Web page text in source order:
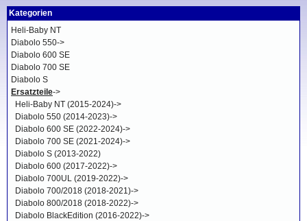
Kategorien
Heli-Baby NT
Diabolo 550->
Diabolo 600 SE
Diabolo 700 SE
Diabolo S
Ersatzteile->
Heli-Baby NT (2015-2024)->
Diabolo 550 (2014-2023)->
Diabolo 600 SE (2022-2024)->
Diabolo 700 SE (2021-2024)->
Diabolo S (2013-2022)
Diabolo 600 (2017-2022)->
Diabolo 700UL (2019-2022)->
Diabolo 700/2018 (2018-2021)->
Diabolo 800/2018 (2018-2022)->
Diabolo BlackEdition (2016-2022)->